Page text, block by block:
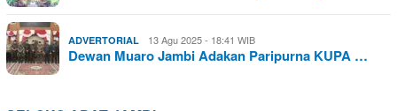
ADVERTORIAL 13 Agu 2025 - 18:41 WIB
Dewan Muaro Jambi Adakan Paripurna KUPA …